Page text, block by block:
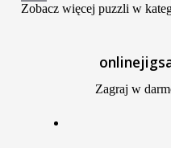
Email
Zobacz więcej puzzli w
Zagraj w